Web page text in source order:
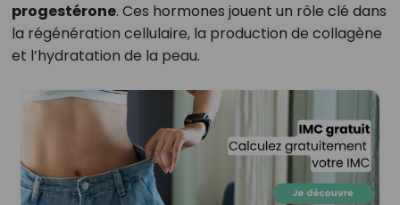
progestérone. Ces hormones jouent un rôle clé dans
la régénération cellulaire, la production de collagène
et l’hydratation de la peau.